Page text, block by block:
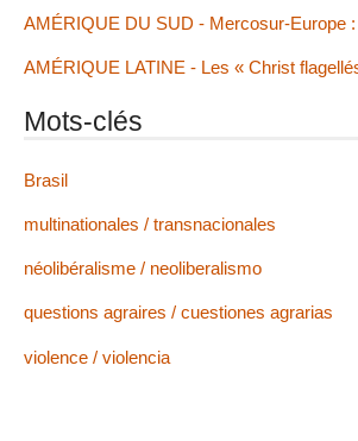
AMÉRIQUE DU SUD - Mercosur-Europe
AMÉRIQUE LATINE - Les « Christ
Mots-clés
Brasil
multinationales / transnacionales
néolibéralisme / neoliberalismo
questions agraires / cuestiones agrarias
violence / violencia